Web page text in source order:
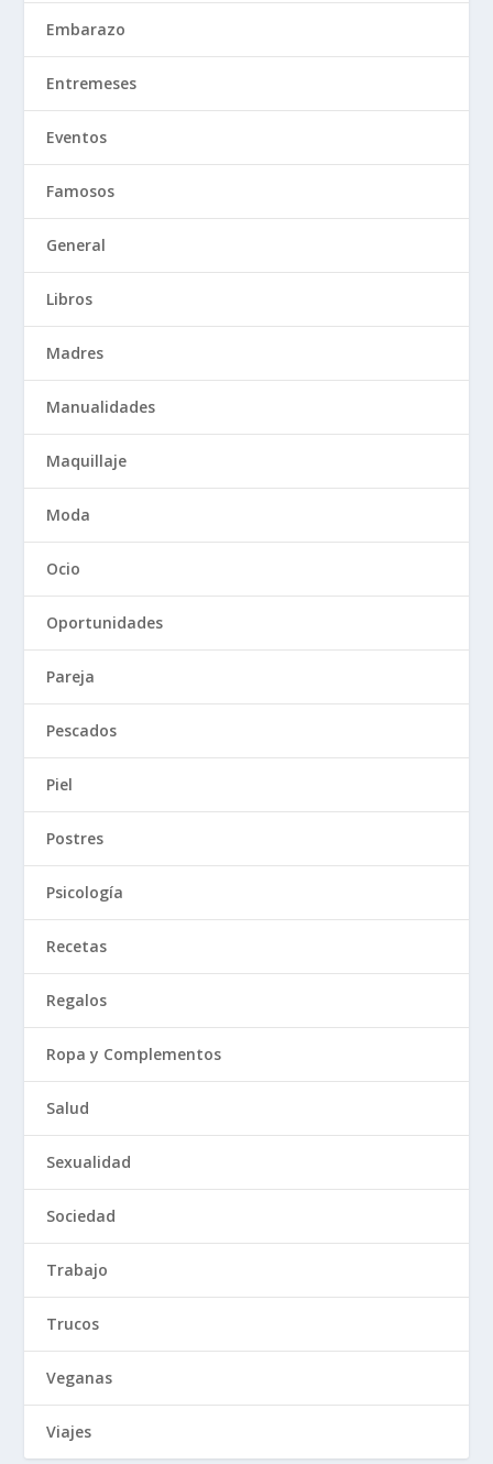
Embarazo
Entremeses
Eventos
Famosos
General
Libros
Madres
Manualidades
Maquillaje
Moda
Ocio
Oportunidades
Pareja
Pescados
Piel
Postres
Psicología
Recetas
Regalos
Ropa y Complementos
Salud
Sexualidad
Sociedad
Trabajo
Trucos
Veganas
Viajes